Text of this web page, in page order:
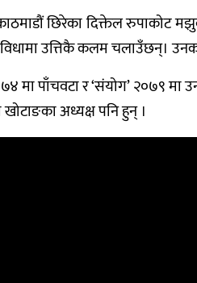
छिरेका दिक्तेल रुपाकोट
उत्तिकै कलम चलाउँछन्।
पाँचवटा र ‘संयोग’ २०७९ मा
अध्यक्ष पनि हुन् ।